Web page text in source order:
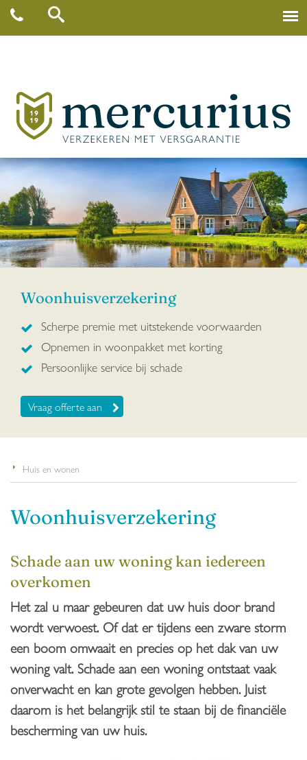
Woonhuisverzekering
Scherpe premie met uitstekende voorwaarden
Opnemen in woonpakket met korting
Persoonlijke service bij schade
Vraag offerte aan
Huis en wonen
Woonhuisverzekering
Schade aan uw woning kan iedereen
overkomen
Het zal u maar gebeuren dat uw huis door brand
wordt verwoest. Of dat er tijdens een zware storm
een boom omwaait en precies op het dak van uw
woning valt. Schade aan een woning ontstaat vaak
onverwacht en kan grote gevolgen hebben. Juist
daarom is het belangrijk stil te staan bij de financiële
bescherming van uw huis.